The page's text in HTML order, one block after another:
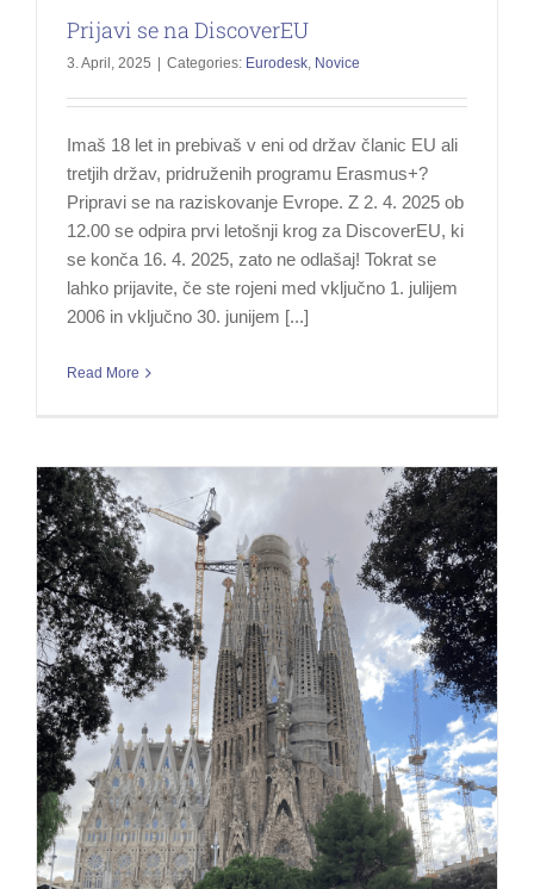
Prijavi se na DiscoverEU
3. April, 2025 Categories: Eurodesk, Novice
Imaš 18 let in prebivaš v eni od držav članic EU ali
tretjih držav, pridruženih programu Erasmus+?
Pripravi se na raziskovanje Evrope. Z 2. 4. 2025 ob
12.00 se odpira prvi letošnji krog za DiscoverEU, ki
se konča 16. 4. 2025, zato ne odlašaj! Tokrat se
lahko prijavite, če ste rojeni med vključno 1. julijem
2006 in vključno 30. junijem [...]
Read More